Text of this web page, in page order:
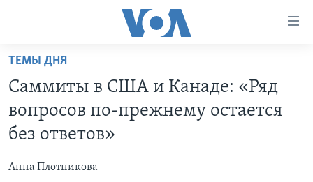
Перейти
основной
контент
Перейти
основной
ПРОЕКТЫ
ИНТЕРВЬЮ
ТЕМЫ ДНЯ
Cаммиты в США и Канаде: «Ряд
вопросов по-прежнему остается
без ответов»
Анна Плотникова